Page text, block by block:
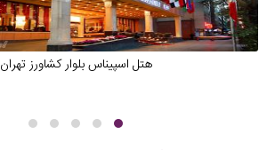
هتل اسپیناس بلوار کشاورز تهران